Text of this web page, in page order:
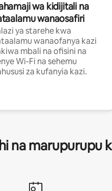
wa kidijitali na
wanaosafiri
ya starehe kwa
wanaofanya kazi
mbali na ofisini na
Wi-Fi na sehemu
za kufanyia kazi.
na marupurupu